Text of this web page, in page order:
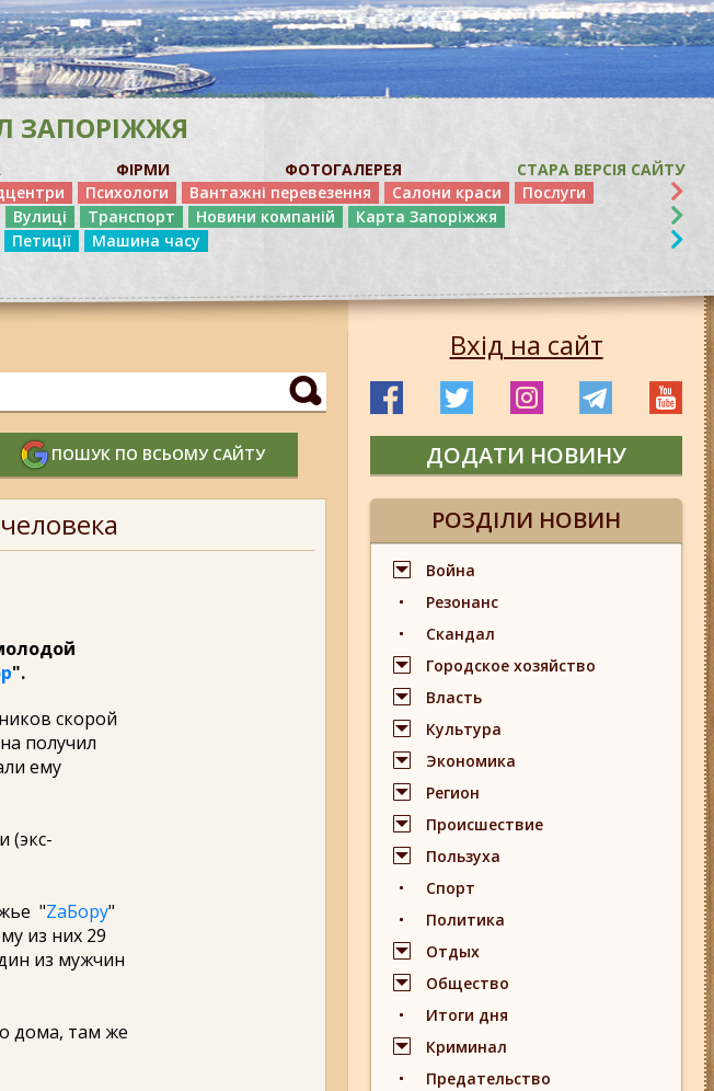
ЗАПОРІЖЖЯ
ФІРМИ ФОТОГАЛЕРЕЯ
СТАРА ВЕРСІЯ САЙТУ
Психологи Вантажні перевезення Салони краси
Послуги
Вулиці Транспорт Новини компаній
Карта Запоріжжя
Петиції Машина часу
ПОШУК ПО ВСЬОМУ САЙТУ
".
скорой
получил
ему
(экс-
"ZаБору"
из них 29
из мужчин
дома, там же
Вхід на сайт
ДОДАТИ НОВИНУ
РОЗДІЛИ НОВИН
Война
Резонанс
Скандал
Городское хозяйство
Власть
Культура
Экономика
Регион
Происшествие
Пользуха
Спорт
Политика
Отдых
Общество
Итоги дня
Криминал
Предательство